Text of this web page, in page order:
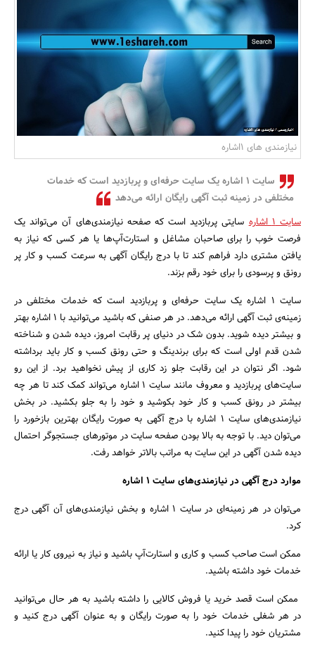
مسکن و ساختمان
جستجو
نیازمندی های 1اشاره
سایت 1 اشاره یک سایت حرفه‌ای و پربازدید است که خدمات
مختلفی در زمینه ثبت آگهی رایگان ارائه می‌دهد
سایت 1 اشاره
سایتی پربازدید است که صفحه نیازمندی‌های آن می‌تواند یک
فرصت خوب را برای صاحبان مشاغل و استارت‌آپ‌ها یا هر کسی که نیاز به
یافتن مشتری دارد فراهم کند تا با درج رایگان آگهی به سرعت کسب و کار پر
رونق و پرسودی را برای خود رقم بزند.
سایت 1 اشاره یک سایت حرفه‌ای و پربازدید است که خدمات مختلفی در
زمینه‌ی ثبت آگهی ارائه می‌دهد. در هر صنفی که باشید می‌توانید با 1 اشاره بهتر
و بیشتر دیده شوید. بدون شک در دنیای پر رقابت امروز، دیده شدن و شناخته
شدن قدم اولی است که برای برندینگ و حتی رونق کسب و کار باید برداشته
شود. اگر نتوان در این رقابت جلو زد کاری از پیش نخواهید برد. از این رو
سایت‌های پربازدید و معروف مانند سایت 1 اشاره می‌تواند کمک کند تا هر چه
بیشتر در رونق کسب و کار خود بکوشید و خود را به جلو بکشید. در بخش
نیازمندی‌های سایت 1 اشاره با درج آگهی به صورت رایگان بهترین بازخورد را
می‌توان دید. با توجه به بالا بودن صفحه سایت در موتورهای جستجوگر احتمال
دیده شدن آگهی در این سایت به مراتب بالاتر خواهد رفت.
موارد درج آگهی در نیازمندی‌های سایت 1 اشاره
می‌توان در هر زمینه‌ای در سایت 1 اشاره و بخش نیازمندی‌های آن آگهی درج
کرد.
ممکن است صاحب کسب و کاری و استارت‌آپ باشید و نیاز به نیروی کار یا ارائه
خدمات خود داشته باشید.
ممکن است قصد خرید یا فروش کالایی را داشته باشید به هر حال می‌توانید
در هر شغلی خدمات خود را به صورت رایگان و به عنوان آگهی درج کنید و
مشتریان خود را پیدا کنید.